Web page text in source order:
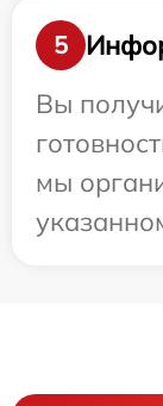
5
Вы
мы